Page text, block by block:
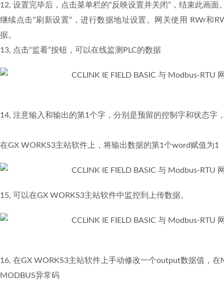
12, 设置完毕后，点击菜单栏的“反映设置并关闭”，结束此画面
继续点击“刷新设置”，进行数据地址设置。网关使用 RWr和
据。
13, 点击“监看”按钮，可以在线监测PLC的数据
14, 注意输入和输出的第1个字，分别是预留的控制字和状态字
在GX WORKS3主站软件上，将输出数据的第1个word赋值为
15, 可以在GX WORKS3主站软件中监控到上传数据。
16, 在GX WORKS3主站软件上手动修改一个output数据值，
MODBUS异常码